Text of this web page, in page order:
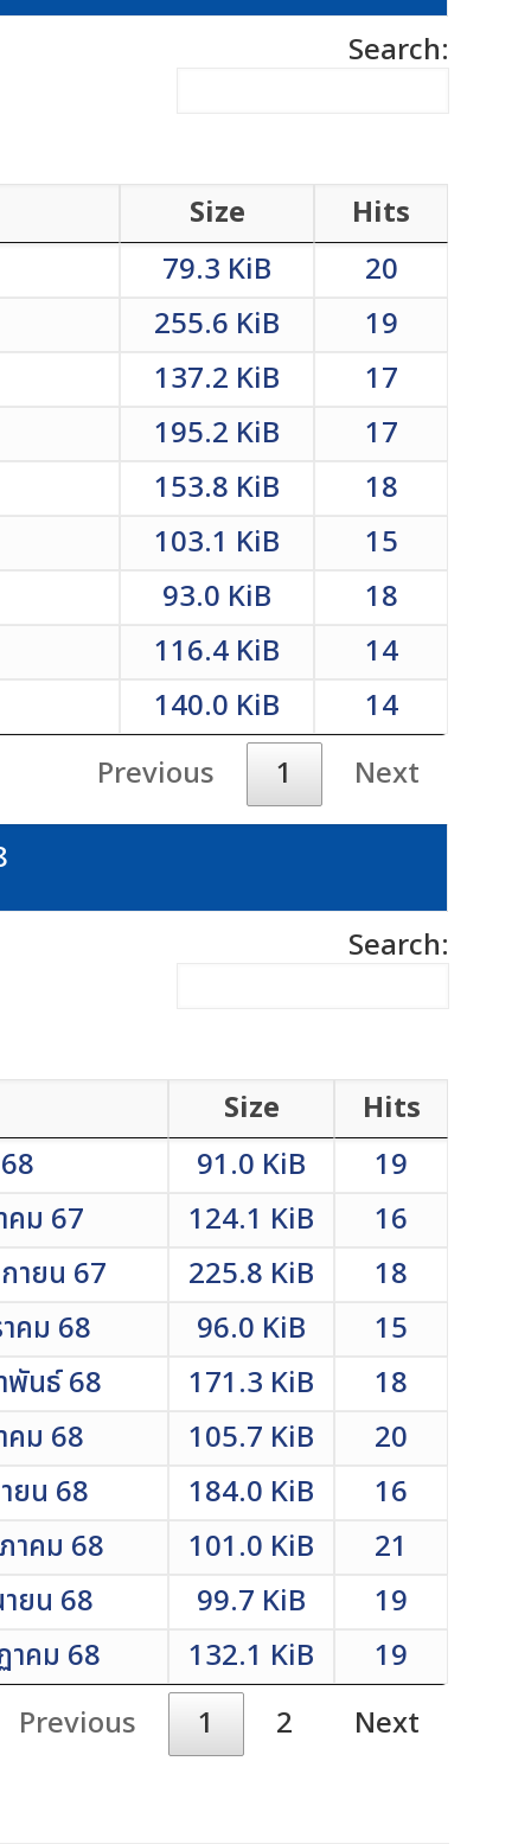
Search:
Size
Hits
79.3 KiB
20
255.6 KiB
19
137.2 KiB
17
195.2 KiB
17
153.8 KiB
18
103.1 KiB
15
93.0 KiB
18
116.4 KiB
14
140.0 KiB
14
Previous
1
Next
Search:
Size
Hits
91.0 KiB
19
คม 67
124.1 KiB
16
ายน 67
225.8 KiB
18
คม 68
96.0 KiB
15
พันธ์ 68
171.3 KiB
18
คม 68
105.7 KiB
20
ยน 68
184.0 KiB
16
าคม 68
101.0 KiB
21
ยน 68
99.7 KiB
19
าคม 68
132.1 KiB
19
Previous
1 2 Next